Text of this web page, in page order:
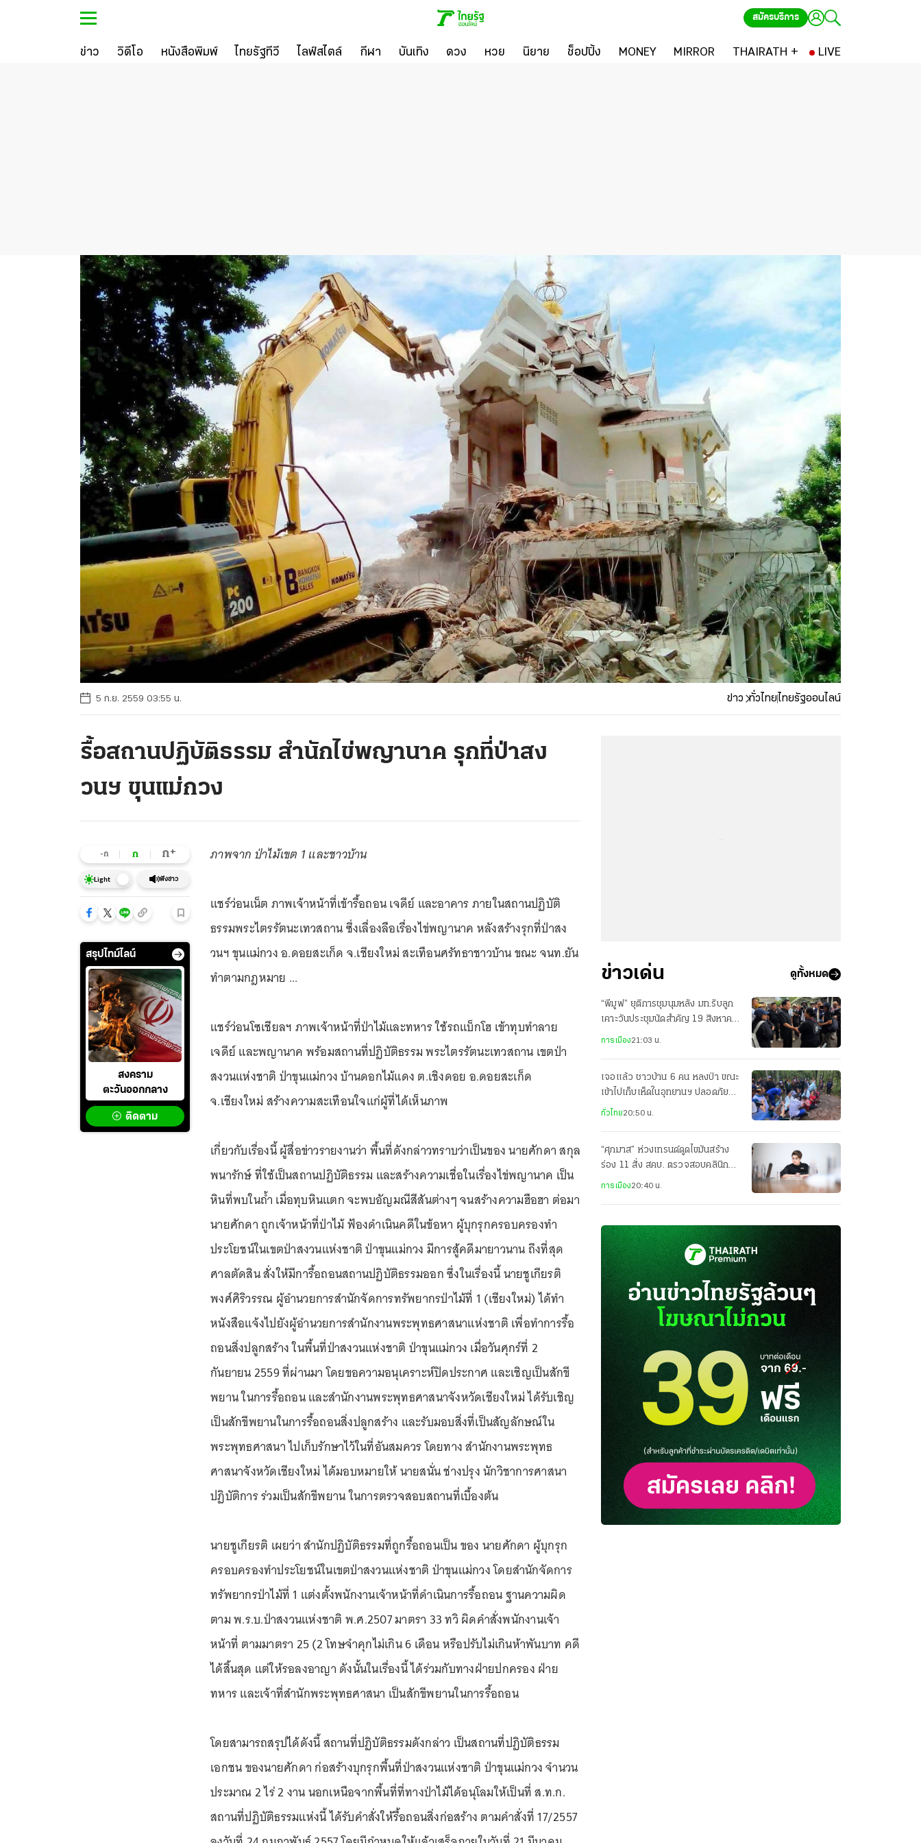
สมัครบริการ
ข่าว วิดีโอ หนังสือพิมพ์ ไทยรัฐทีวี ไลฟ์สไตล์ กีฬา บันเทิง ดวง หวย นิยาย ช็อปปิ้ง MONEY MIRROR THAIRATH + LIVE
5 ก.ย. 2559 03:55 น. ข่าว ทั่วไทยไทยรัฐออนไลน์
รื้อสถานปฏิบัติธรรม สำนักไข่พญานาค รุกที่ป่าสง
วนฯ ขุนแม่กวง
-ก ก ก+
Light ฟังข่าว
สรุปไทม์ไลน์
สงคราม
ตะวันออกกลาง
ติดตาม
ภาพจาก ป่าไม้เขต 1 และชาวบ้าน
แชร์ว่อนเน็ต ภาพเจ้าหน้าที่เข้ารื้อถอน เจดีย์ และอาคาร ภายในสถานปฏิบัติ
ธรรมพระไตรรัตนะเทวสถาน ซึ่งเลื่องลือเรื่องไข่พญานาค หลังสร้างรุกที่ป่าสง
วนฯ ขุนแม่กวง อ.ดอยสะเก็ด จ.เชียงใหม่ สะเทือนศรัทธาชาวบ้าน ขณะ จนท.ยัน
ทำตามกฎหมาย ...
แชร์ว่อนโซเชียลฯ ภาพเจ้าหน้าที่ป่าไม้และทหาร ใช้รถแบ็กโฮ เข้าทุบทำลาย
เจดีย์ และพญานาค พร้อมสถานที่ปฏิบัติธรรม พระไตรรัตนะเทวสถาน เขตป่า
สงวนแห่งชาติ ป่าขุนแม่กวง บ้านดอกไม้แดง ต.เชิงดอย อ.ดอยสะเก็ด
จ.เชียงใหม่ สร้างความสะเทือนใจแก่ผู้ที่ได้เห็นภาพ
เกี่ยวกับเรื่องนี้ ผู้สื่อข่าวรายงานว่า พื้นที่ดังกล่าวทราบว่าเป็นของ นายศักดา สกุล
พนารักษ์ ที่ใช้เป็นสถานปฏิบัติธรรม และสร้างความเชื่อในเรื่องไข่พญานาค เป็น
หินที่พบในถ้ำ เมื่อทุบหินแตก จะพบอัญมณีสีสันต่างๆ จนสร้างความฮือฮา ต่อมา
นายศักดา ถูกเจ้าหน้าที่ป่าไม้ ฟ้องดำเนินคดีในข้อหา ผู้บุกรุกครอบครองทำ
ประโยชน์ในเขตป่าสงวนแห่งชาติ ป่าขุนแม่กวง มีการสู้คดีมายาวนาน ถึงที่สุด
ศาลตัดสิน สั่งให้มีการื้อถอนสถานปฏิบัติธรรมออก ซึ่งในเรื่องนี้ นายชูเกียรติ
พงศ์ศิริวรรณ ผู้อำนวยการสำนักจัดการทรัพยากรป่าไม้ที่ 1 (เชียงใหม่) ได้ทำ
หนังสือแจ้งไปยังผู้อำนวยการสำนักงานพระพุทธศาสนาแห่งชาติ เพื่อทำการรื้อ
ถอนสิ่งปลูกสร้าง ในพื้นที่ป่าสงวนแห่งชาติ ป่าขุนแม่กวง เมื่อวันศุกร์ที่ 2
กันยายน 2559 ที่ผ่านมา โดยขอความอนุเคราะห์ปิดประกาศ และเชิญเป็นสักขี
พยาน ในการรื้อถอน และสำนักงานพระพุทธศาสนาจังหวัดเชียงใหม่ ได้รับเชิญ
เป็นสักขีพยานในการรื้อถอนสิ่งปลูกสร้าง และรับมอบสิ่งที่เป็นสัญลักษณ์ใน
พระพุทธศาสนา ไปเก็บรักษาไว้ในที่อันสมควร โดยทาง สำนักงานพระพุทธ
ศาสนาจังหวัดเชียงใหม่ ได้มอบหมายให้ นายสนั่น ช่างปรุง นักวิชาการศาสนา
ปฏิบัติการ ร่วมเป็นสักขีพยาน ในการตรวจสอบสถานที่เบื้องต้น
นายชูเกียรติ เผยว่า สำนักปฏิบัติธรรมที่ถูกรื้อถอนเป็น ของ นายศักดา ผู้บุกรุก
ครอบครองทำประโยชน์ในเขตป่าสงวนแห่งชาติ ป่าขุนแม่กวง โดยสำนักจัดการ
ทรัพยากรป่าไม้ที่ 1 แต่งตั้งพนักงานเจ้าหน้าที่ดำเนินการรื้อถอน ฐานความผิด
ตาม พ.ร.บ.ป่าสงวนแห่งชาติ พ.ศ.2507 มาตรา 33 ทวิ ผิดคำสั่งพนักงานเจ้า
หน้าที่ ตามมาตรา 25 (2 โทษจำคุกไม่เกิน 6 เดือน หรือปรับไม่เกินห้าพันบาท คดี
ได้สิ้นสุด แต่ให้รอลงอาญา ดังนั้นในเรื่องนี้ ได้ร่วมกับทางฝ่ายปกครอง ฝ่าย
ทหาร และเจ้าที่สำนักพระพุทธศาสนา เป็นสักขีพยานในการรื้อถอน
โดยสามารถสรุปได้ดังนี้ สถานที่ปฏิบัติธรรมดังกล่าว เป็นสถานที่ปฏิบัติธรรม
เอกชน ของนายศักดา ก่อสร้างบุกรุกพื้นที่ป่าสงวนแห่งชาติ ป่าขุนแม่กวง จำนวน
ประมาณ 2 ไร่ 2 งาน นอกเหนือจากพื้นที่ที่ทางป่าไม้ได้อนุโลมให้เป็นที่ ส.ท.ก.
สถานที่ปฏิบัติธรรมแห่งนี้ ได้รับคำสั่งให้รื้อถอนสิ่งก่อสร้าง ตามคำสั่งที่ 17/2557
ข่าวเด่น ดูทั้งหมด
“พีมูฟ” ยุติการชุมนุมหลัง มท.รับลูก
เคาะวันประชุมนัดสำคัญ 19 สิงหาคม
การเมือง21:03 น.
เจอแล้ว ชาวบ้าน 6 คน หลงป่า ขณะ
เข้าไปเก็บเห็ดในอุทยานฯ ปลอดภัยทุก
ราย
ทั่วไทย20:50 น.
“ศุภมาส” ห่วงเทรนด์ดูดไขมันสร้าง
ร่อง 11 สั่ง สคบ. ตรวจสอบคลินิก
เสริมความงาม
การเมือง20:40 น.